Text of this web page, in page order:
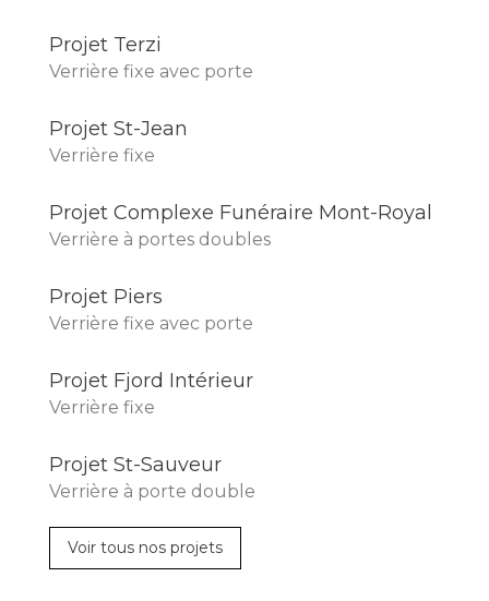
Projet Terzi
Verrière fixe avec porte
Projet St-Jean
Verrière fixe
Projet Complexe Funéraire Mont-Royal
Verrière à portes doubles
Projet Piers
Verrière fixe avec porte
Projet Fjord Intérieur
Verrière fixe
Projet St-Sauveur
Verrière à porte double
Voir tous nos projets